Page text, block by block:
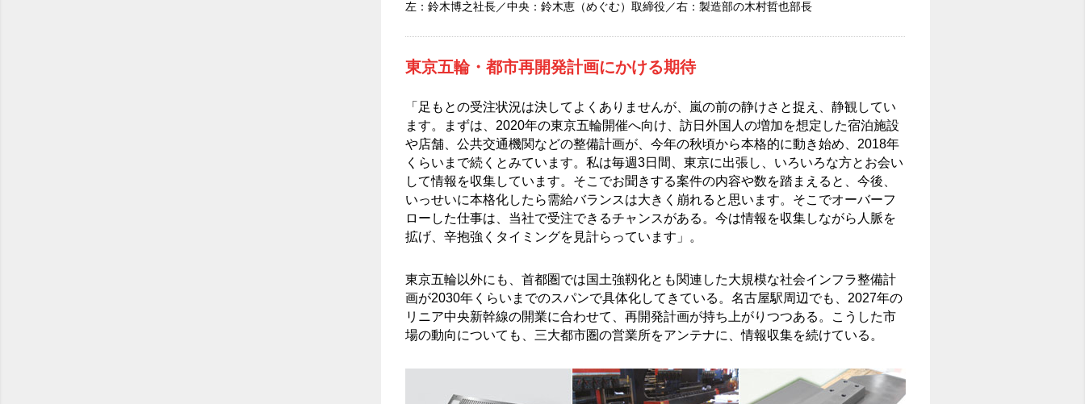
左：鈴木博之社長／中央：鈴木恵（めぐむ）取締役／右：製造部の木村哲也部長
東京五輪・都市再開発計画にかける期待
「足もとの受注状況は決してよくありませんが、嵐の前の静けさと捉え、静観してい
ます。まずは、2020年の東京五輪開催へ向け、訪日外国人の増加を想定した宿泊施設
や店舗、公共交通機関などの整備計画が、今年の秋頃から本格的に動き始め、2018年
くらいまで続くとみています。私は毎週3日間、東京に出張し、いろいろな方とお会い
して情報を収集しています。そこでお聞きする案件の内容や数を踏まえると、今後、
いっせいに本格化したら需給バランスは大きく崩れると思います。そこでオーバーフ
ローした仕事は、当社で受注できるチャンスがある。今は情報を収集しながら人脈を
拡げ、辛抱強くタイミングを見計らっています」。
東京五輪以外にも、首都圏では国土強靱化とも関連した大規模な社会インフラ整備計
画が2030年くらいまでのスパンで具体化してきている。名古屋駅周辺でも、2027年の
リニア中央新幹線の開業に合わせて、再開発計画が持ち上がりつつある。こうした市
場の動向についても、三大都市圏の営業所をアンテナに、情報収集を続けている。